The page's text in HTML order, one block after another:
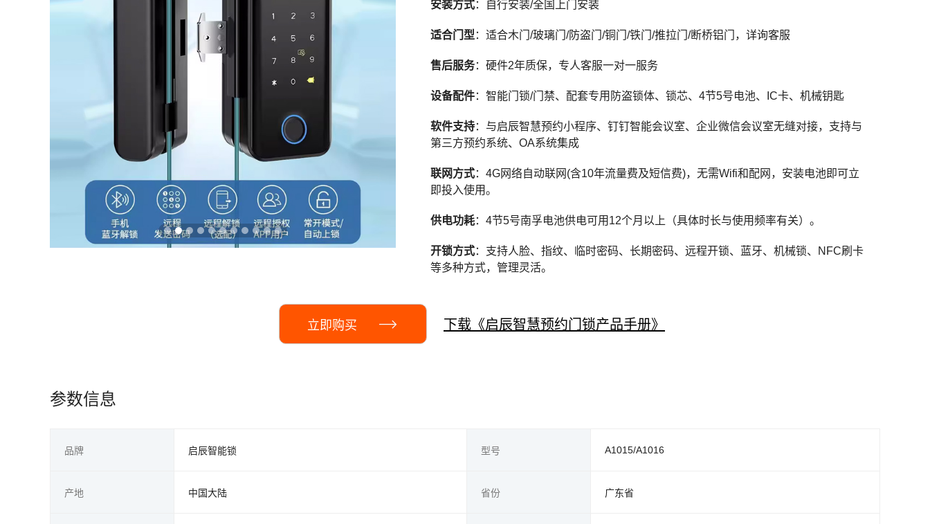
安装方式：自行安装/全国上门安装
适合门型 ：适合木门/玻璃门/防盗门/铜门/铁门/推拉门/断桥铝门，详询客服
售后服务：硬件2年质保，专人客服一对一服务
设备配件：智能门锁/门禁、配套专用防盗锁体、锁芯、4节5号电池、IC卡、机械钥匙
软件支持：与启辰智慧预约小程序、钉钉智能会议室、企业微信会议室无缝对接，支持与
第三方预约系统、OA系统集成
联网方式：4G网络自动联网(含10年流量费及短信费)，无需Wifi和配网，安装电池即可立
即投入使用。
供电功耗：4节5号南孚电池供电可用12个月以上（具体时长与使用频率有关）。
开锁方式：支持人脸、指纹、临时密码、长期密码、远程开锁、蓝牙、机械锁、NFC刷卡
等多种方式，管理灵活。
立即购买 下载《启辰智慧预约门锁产品手册》
参数信息
品牌 启辰智能锁 型号 A1015/A1016
产地 中国大陆 省份 广东省